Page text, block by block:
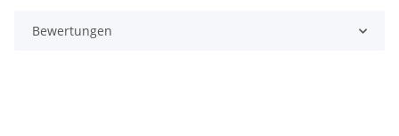
Bewertungen